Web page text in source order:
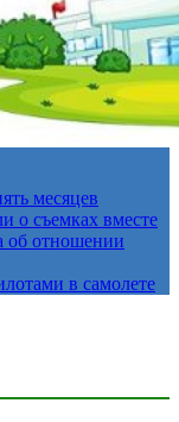
месяцев
о съемках вместе
об отношении
в самолете